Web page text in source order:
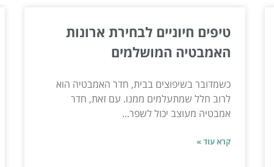
טיפים חיוניים לבחירת ארונות
האמבטיה המושלמים
כשמדובר בשיפוצים בבית, חדר האמבטיה הוא
לרוב חלל שמתעלמים ממנו. עם זאת, חדר
אמבטיה מעוצב יכול לשפר...
קרא עוד »